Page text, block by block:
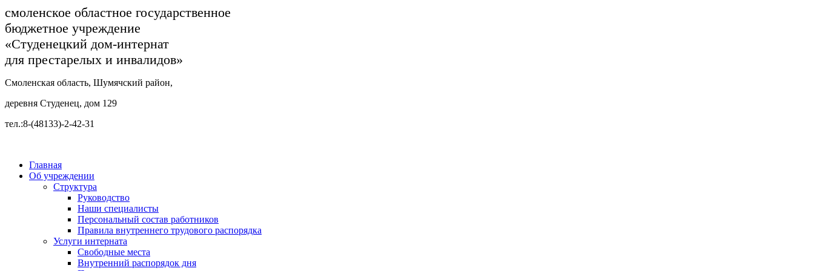
смоленское областное государственное
бюджетное учреждение
«Студенецкий дом-интернат
для престарелых и инвалидов»
Смоленская область, Шумячский район,
деревня Студенец, дом 129
тел.:8-(48133)-2-42-31
Главная
Об учреждении
Структура
Руководство
Наши специалисты
Персональный состав работников
Правила внутреннего трудового распорядка
Услуги интерната
Свободные места
Внутренний распорядок дня